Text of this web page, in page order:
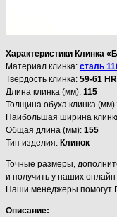
Характеристики Клинка
Материал клинка: сталь
Твердость клинка: 59-61
Длина клинка (мм): 115
Толщина обуха клинка (мм):
Наибольшая ширина
Общая длина (мм): 155
Тип изделия: Клинок
Точные размеры,
и получить у наших
Наши менеджеры помогут
Описание: